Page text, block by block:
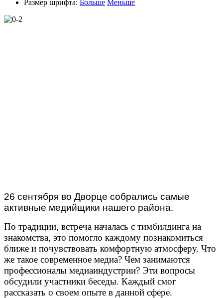
Размер шрифта: Больше Меньше
26 сентября во Дворце собрались самые
активные медийщики нашего района.
По традиции, встреча началась с тимбилдинга на
знакомства, это помогло каждому познакомиться
ближе и почувствовать комфортную атмосферу. Что
же такое современное медиа? Чем занимаются
профессионалы медиаиндустрии? Эти вопросы
обсудили участники беседы. Каждый смог
рассказать о своем опыте в данной сфере.